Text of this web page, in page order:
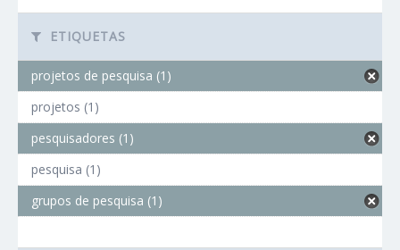
ETIQUETAS
projetos de pesquisa (1)
projetos (1)
pesquisadores (1)
pesquisa (1)
grupos de pesquisa (1)